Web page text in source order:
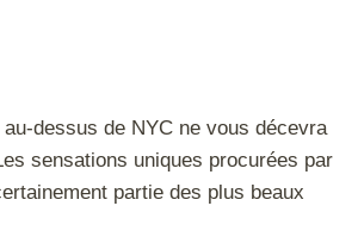
dessus de NYC ne vous décevra
sensations uniques procurées par
partie des plus beaux